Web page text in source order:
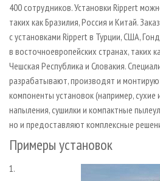
400 сотрудников. Установки Rippert
таких как Бразилия, Россия и Китай.
с установками Rippert в Турции, США,
в восточноевропейских странах, таких
Чешская Республика и Словакия.
разрабатывают, производят и
компоненты установок (например,
напыления, сушилки и компактные
но и предоставляют комплексные
Примеры установок
1.